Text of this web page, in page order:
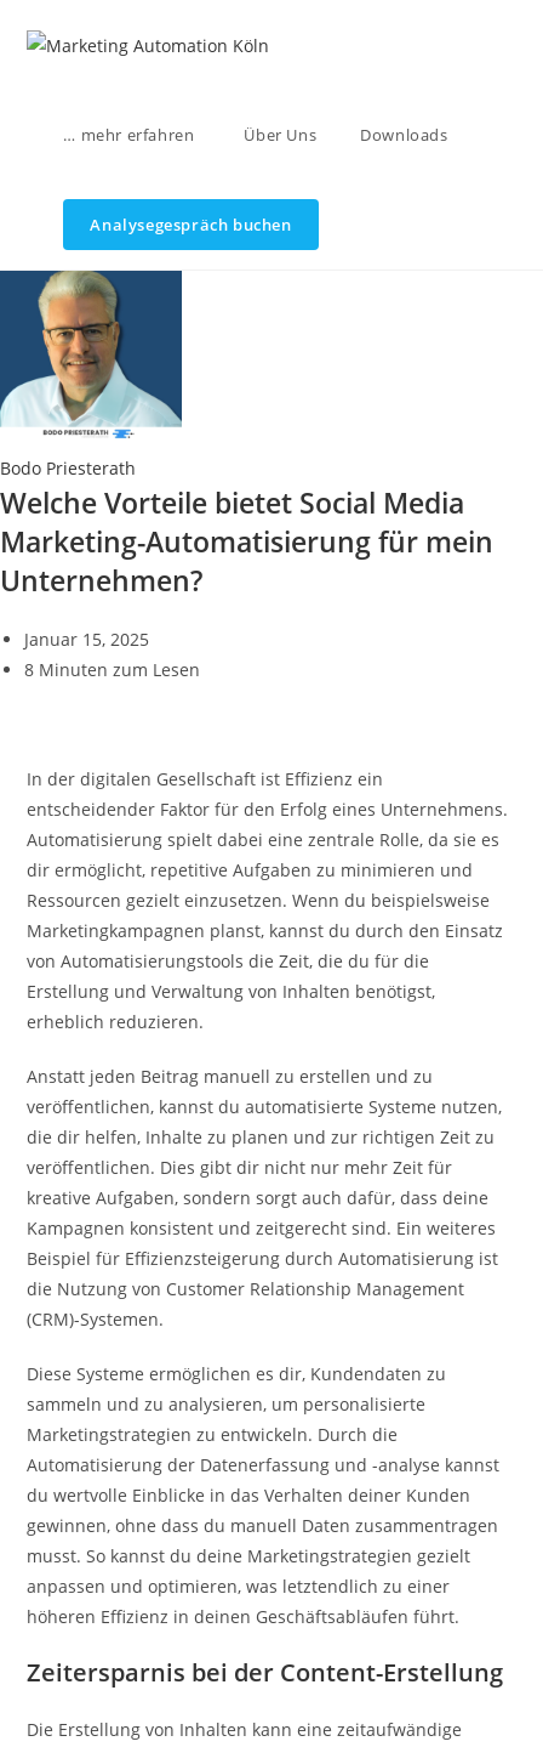
Inhalt
… mehr erfahren Über Uns Downloads
Analysegespräch buchen
Bodo Priesterath
Welche Vorteile bietet Social Media
Marketing-Automatisierung für mein
Unternehmen?
Januar 15, 2025
8 Minuten zum Lesen
In der digitalen Gesellschaft ist Effizienz ein
entscheidender Faktor für den Erfolg eines Unternehmens.
Automatisierung spielt dabei eine zentrale Rolle, da sie es
dir ermöglicht, repetitive Aufgaben zu minimieren und
Ressourcen gezielt einzusetzen. Wenn du beispielsweise
Marketingkampagnen planst, kannst du durch den Einsatz
von Automatisierungstools die Zeit, die du für die
Erstellung und Verwaltung von Inhalten benötigst,
erheblich reduzieren.
Anstatt jeden Beitrag manuell zu erstellen und zu
veröffentlichen, kannst du automatisierte Systeme nutzen,
die dir helfen, Inhalte zu planen und zur richtigen Zeit zu
veröffentlichen. Dies gibt dir nicht nur mehr Zeit für
kreative Aufgaben, sondern sorgt auch dafür, dass deine
Kampagnen konsistent und zeitgerecht sind. Ein weiteres
Beispiel für Effizienzsteigerung durch Automatisierung ist
die Nutzung von Customer Relationship Management
(CRM)-Systemen.
Diese Systeme ermöglichen es dir, Kundendaten zu
sammeln und zu analysieren, um personalisierte
Marketingstrategien zu entwickeln. Durch die
Automatisierung der Datenerfassung und -analyse kannst
du wertvolle Einblicke in das Verhalten deiner Kunden
gewinnen, ohne dass du manuell Daten zusammentragen
musst. So kannst du deine Marketingstrategien gezielt
anpassen und optimieren, was letztendlich zu einer
höheren Effizienz in deinen Geschäftsabläufen führt.
Zeitersparnis bei der Content-Erstellung
Die Erstellung von Inhalten kann eine zeitaufwändige